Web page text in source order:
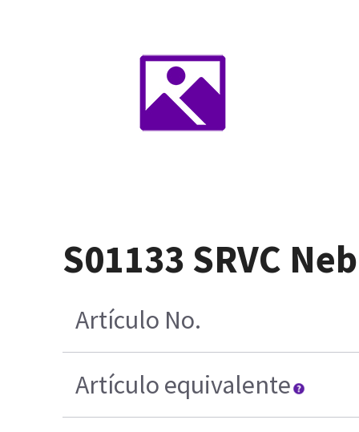
S01133 SRVC
Artículo No.
Artículo equivalente